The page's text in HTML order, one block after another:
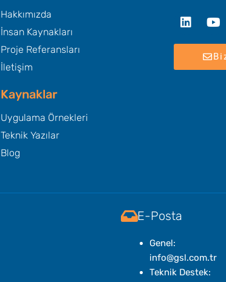
Hakkımızda
İnsan Kaynakları
Proje Referansları
İletişim
Kaynaklar
Uygulama Örnekleri
Teknik Yazılar
Blog
E-Posta
Genel:
info@gsl.com.tr
Teknik Destek: